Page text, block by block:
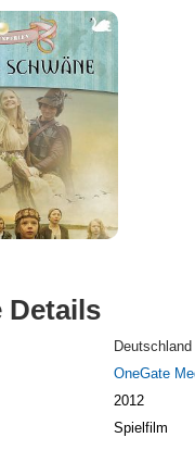
Details
Deutschland
OneGate
2012
Spielfilm